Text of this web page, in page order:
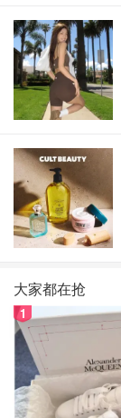
大家都在抢
1